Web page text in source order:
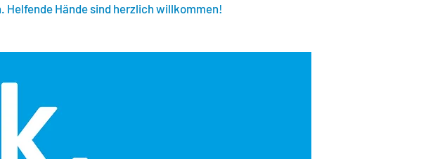
Helfende Hände sind herzlich willkommen!